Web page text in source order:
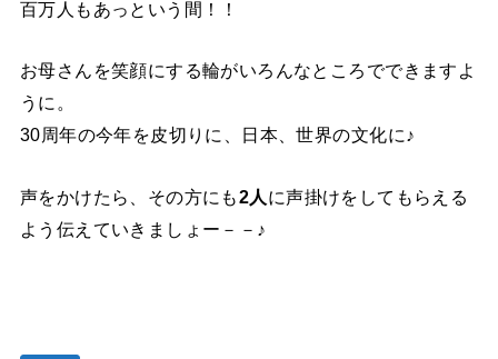
百万人もあっという間！！
お母さんを笑顔にする輪がいろんなところでできますよ
うに。
30周年の今年を皮切りに、日本、世界の文化に♪
声をかけたら、その方にも2人 に声掛けをしてもらえる
よう伝えていきましょー－－♪